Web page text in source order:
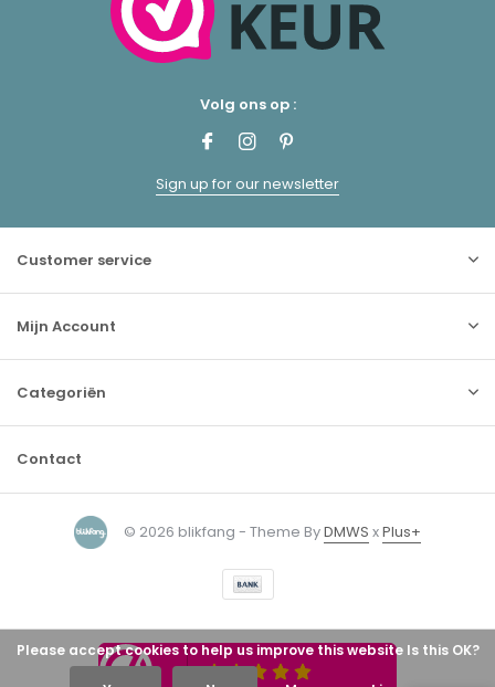
Volg ons op :
Sign up for our newsletter
Customer service
Mijn Account
Categoriën
Contact
© 2026 blikfang - Theme ByDMWS xPlus+
Please accept cookies to help us improve this website Is this OK?